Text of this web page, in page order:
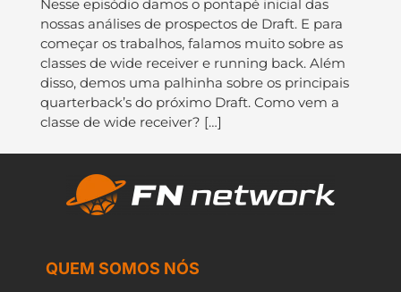
Nesse episódio damos o pontapé inicial das
nossas análises de prospectos de Draft. E para
começar os trabalhos, falamos muito sobre as
classes de wide receiver e running back. Além
disso, demos uma palhinha sobre os principais
quarterback’s do próximo Draft. Como vem a
classe de wide receiver? […]
QUEM SOMOS NÓS